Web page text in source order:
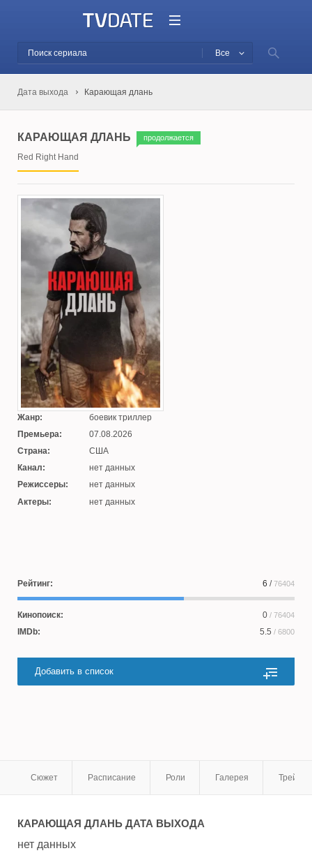
Все
Дата выхода Карающая длань
КАРАЮЩАЯ ДЛАНЬ продолжается
Red Right Hand
Жанр:
боевик триллер
Премьера:
07.08.2026
Страна:
США
Канал:
нет данных
Режиссеры:
нет данных
Актеры:
нет данных
Рейтинг: 6 /76404
Кинопоиск: 0 / 76404
IMDb: 5.5 / 6800
Добавить в список
Сюжет Расписание Роли Галерея
КАРАЮЩАЯ ДЛАНЬДАТА ВЫХОДА
нет данных